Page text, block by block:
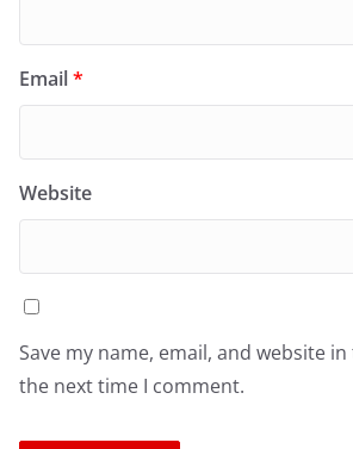
Email*
Website
Save my name, email, and website
the next time I comment.